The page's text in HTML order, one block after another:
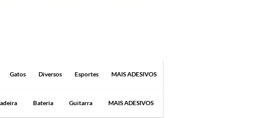
Gatos Diversos Esportes MAIS ADESIVOS
Bateria Guitarra MAIS ADESIVOS